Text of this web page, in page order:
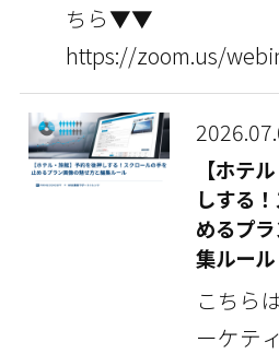
ちら▼▼
https://zoom.us/
【ホテ
しする
めるプ
集ルール
こちら
ーケテ